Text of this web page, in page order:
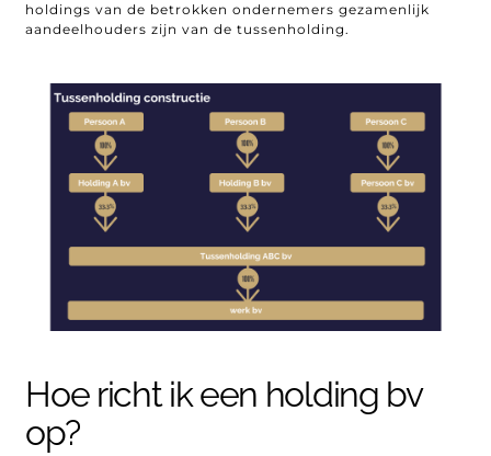
holdings van de betrokken ondernemers gezamenlijk
aandeelhouders zijn van de tussenholding.
Hoe richt ik een holding bv
op?